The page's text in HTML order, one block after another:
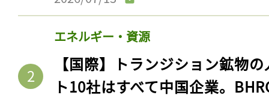
エネルギー・資源
【国際】トランジション鉱物
ト10社はすべて中国企業。